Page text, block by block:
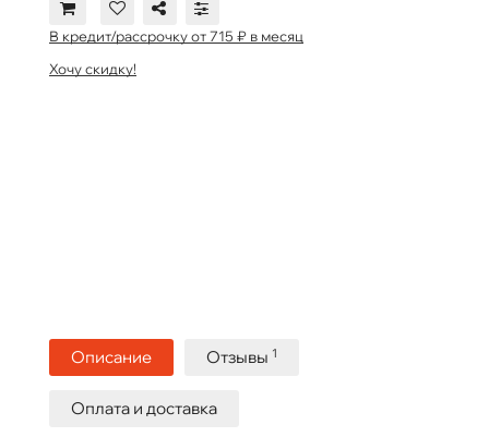
В кредит/рассрочку от 715 ₽ в месяц
Хочу скидку!
Описание Отзывы 1
Оплата и доставка